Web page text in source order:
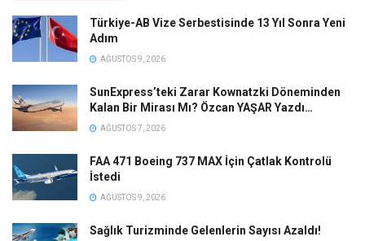
Türkiye-AB Vize Serbestisinde 13 Yıl Sonra Yeni
Adım
AĞUSTOS 9, 2026
SunExpress’teki Zarar Kownatzki Döneminden
Kalan Bir Mirası Mı? Özcan YAŞAR Yazdı…
AĞUSTOS 7, 2026
FAA 471 Boeing 737 MAX İçin Çatlak Kontrolü
İstedi
AĞUSTOS 9, 2026
Sağlık Turizminde Gelenlerin Sayısı Azaldı!